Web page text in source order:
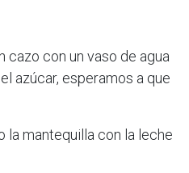
cazo con un vaso de agua
azúcar, esperamos a que
la mantequilla con la leche